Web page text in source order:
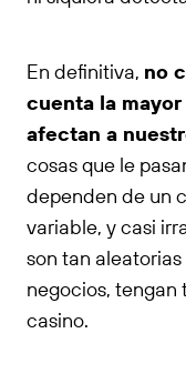
En definitiva, no
cuenta la
afectan a
cosas que le
dependen de un
variable, y casi
son tan
negocios, tengan
casino.